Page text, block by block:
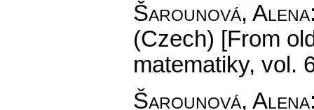
Šarounová, Alena
(Czech) [From
matematiky, vol.
Šarounová, Alena